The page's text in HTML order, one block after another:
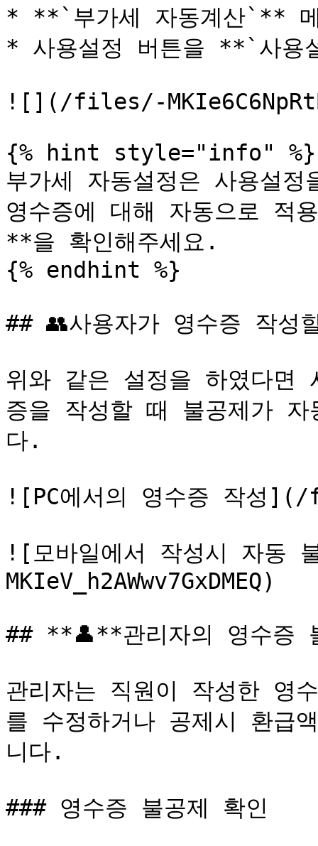
* **`부가세 자동계산`** 메
* 사용설정 버튼을 **`사용
![](/files/-
{% hint style="info" %}
부가세 자동설정은 사용설
영수증에 대해 자동으로 적
**을 확인해주세요.
{% endhint %}
## 👥사용자가 영수증 작성
위와 같은 설정을 하였다면
증을 작성할 때 불공제가
다.
![PC에서의 영수증 작성](/
![모바일에서 작성시 자
MKIeV_h2AWwv7GxDMEQ)
## **👤**관리자의 영수증
관리자는 직원이 작성한 영
를 수정하거나 공제시 환급
니다.
### 영수증 불공제 확인